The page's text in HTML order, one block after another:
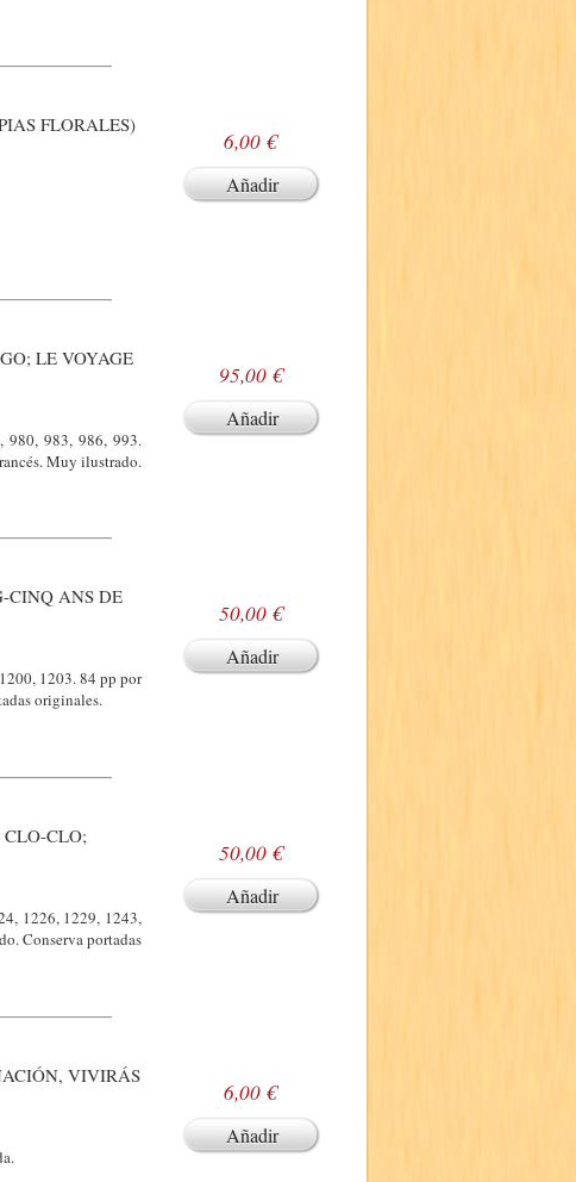
FLORALES)
6,00 €
Añadir
LE VOYAGE
980, 983, 986, 993.
Muy ilustrado.
95,00 €
Añadir
CINQ ANS DE
1203. 84 pp por
originales.
50,00 €
Añadir
CLO;
1226, 1229, 1243,
Conserva portadas
50,00 €
Añadir
VIVIRÁS
6,00 €
Añadir